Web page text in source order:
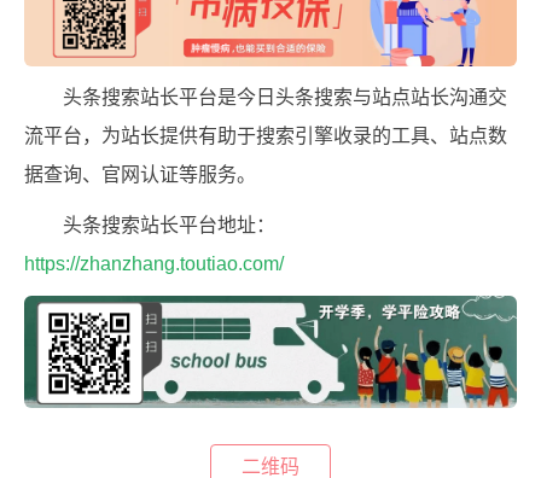
头条搜索站长平台是今日头条搜索与站点站长沟通交
流平台，为站长提供有助于搜索引擎收录的工具、站点数
据查询、官网认证等服务。
头条搜索站长平台地址：
https://zhanzhang.toutiao.com/
二维码